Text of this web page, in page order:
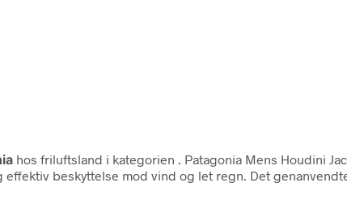
hos friluftsland i kategorien
. Patagonia Mens Houdini
beskyttelse mod vind og let regn. Det